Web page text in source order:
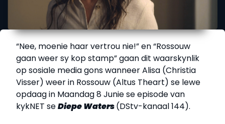
“Nee, moenie haar vertrou nie!” en “Rossouw
gaan weer sy kop stamp” gaan dit waarskynlik
op sosiale media gons wanneer Alisa (Christia
Visser) weer in Rossouw (Altus Theart) se lewe
opdaag in Maandag 8 Junie se episode van
kykNET seDiepe Waters(DStv-kanaal 144).